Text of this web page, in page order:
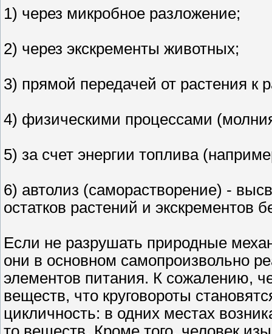
1) через микробное разложение;
2) через экскременты животных;
3) прямой передачей от растения к
4) физическими процессами
5) за счет энергии топлива
6) автолиз (саморастворение) -
остатков растений и экскрементов
Если не разрушать природные
они в основном самопроизвольно
элементов питания. К сожалению,
веществ, что круговороты
цикличность: в одних местах